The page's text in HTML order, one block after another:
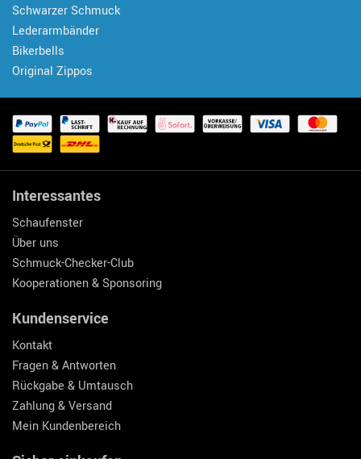
Schwarzer Schmuck
Lederarmbänder
Bikerbells
Original Zippos
Interessantes
Schaufenster
Über uns
Schmuck-Checker-Club
Kooperationen & Sponsoring
Kundenservice
Kontakt
Fragen & Antworten
Rückgabe & Umtausch
Zahlung & Versand
Mein Kundenbereich